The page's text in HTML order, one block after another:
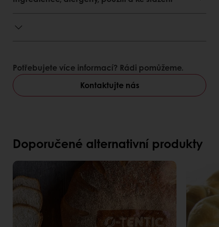
zelená a modrá varianta v přípravě
možnost strojního zpracování
Výhody pro spotřebitele
Potřebujete více informací? Rádi pomůžeme.
Kontaktujte nás
Doporučené alternativní produkty